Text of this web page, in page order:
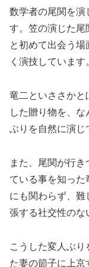
数学者の尾関を演
す。笠の演じた尾
と初めて出会う場
く演技しています
竜二といささかと
した贈り物を、
ぶりを自然に演じ
また、尾関が行
ている事を知った
にも関わらず、難
張する社交性のな
こうした変人ぶ
た妻の節子に上京